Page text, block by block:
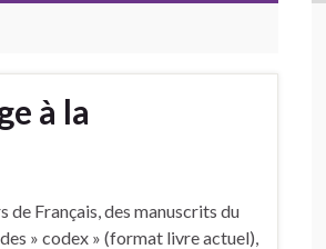
à la
de Français, des manuscrits du
» codex » (format livre actuel),